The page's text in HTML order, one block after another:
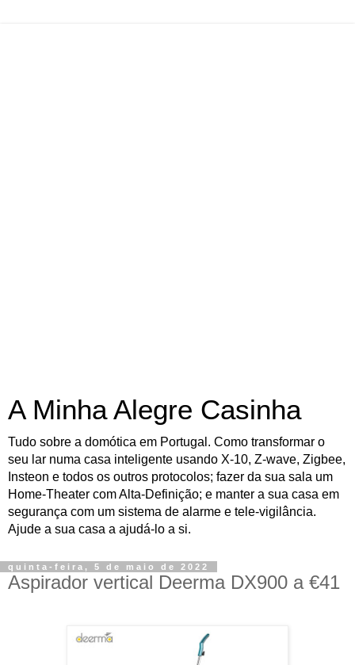
A Minha Alegre Casinha
Tudo sobre a domótica em Portugal. Como transformar o
seu lar numa casa inteligente usando X-10, Z-wave, Zigbee,
Insteon e todos os outros protocolos; fazer da sua sala um
Home-Theater com Alta-Definição; e manter a sua casa em
segurança com um sistema de alarme e tele-vigilância.
Ajude a sua casa a ajudá-lo a si.
quinta-feira, 5 de maio de 2022
Aspirador vertical Deerma DX900 a €41